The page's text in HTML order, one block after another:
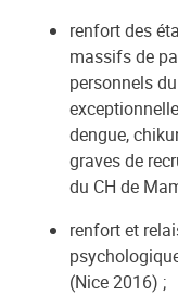
renfort des
massifs de
personnels
dengue,
graves de
du CH de
renfort et
(Nice 2016) ;